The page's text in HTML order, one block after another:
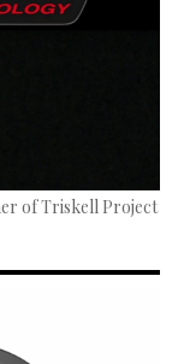
of Triskell Project